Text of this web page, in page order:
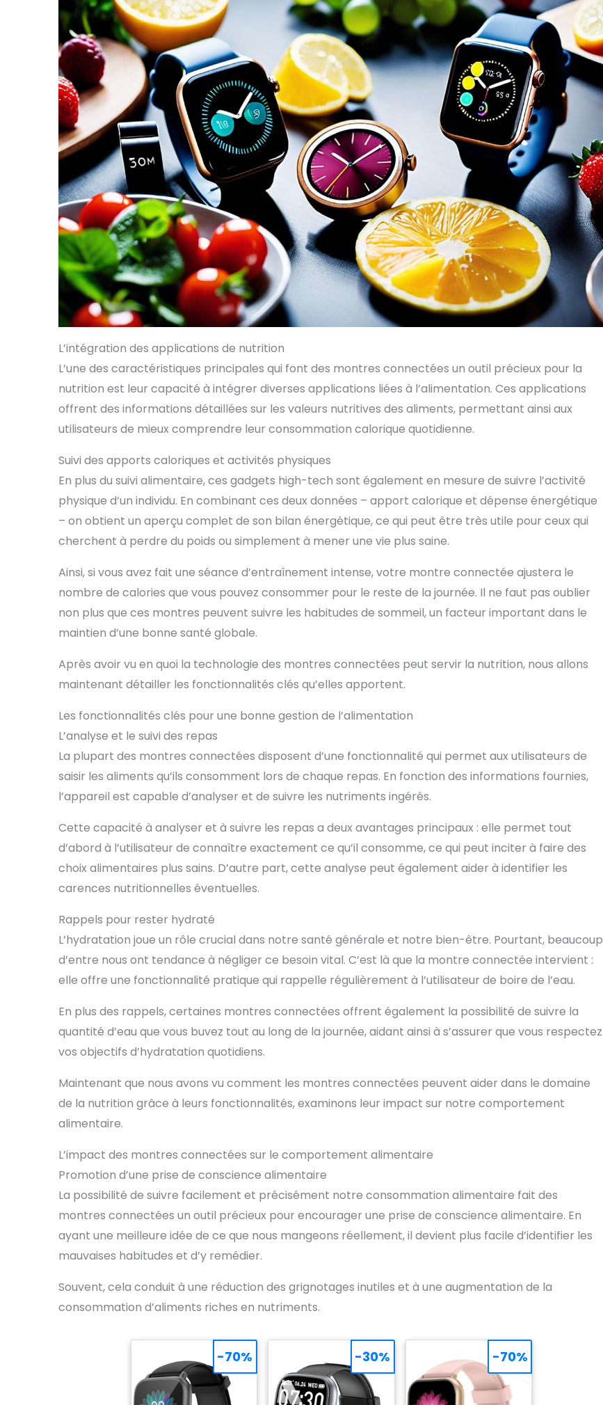
L’intégration des applications de nutrition
L’une des caractéristiques principales qui font des montres connectées un outil précieux pour la
nutrition est leur capacité à intégrer diverses applications liées à l’alimentation. Ces applications
offrent des informations détaillées sur les valeurs nutritives des aliments, permettant ainsi aux
utilisateurs de mieux comprendre leur consommation calorique quotidienne.
Suivi des apports caloriques et activités physiques
En plus du suivi alimentaire, ces gadgets high-tech sont également en mesure de suivre l’activité
physique d’un individu. En combinant ces deux données – apport calorique et dépense énergétique
– on obtient un aperçu complet de son bilan énergétique, ce qui peut être très utile pour ceux qui
cherchent à perdre du poids ou simplement à mener une vie plus saine.
Ainsi, si vous avez fait une séance d’entraînement intense, votre montre connectée ajustera le
nombre de calories que vous pouvez consommer pour le reste de la journée. Il ne faut pas oublier
non plus que ces montres peuvent suivre les habitudes de sommeil, un facteur important dans le
maintien d’une bonne santé globale.
Après avoir vu en quoi la technologie des montres connectées peut servir la nutrition, nous allons
maintenant détailler les fonctionnalités clés qu’elles apportent.
Les fonctionnalités clés pour une bonne gestion de l’alimentation
L’analyse et le suivi des repas
La plupart des montres connectées disposent d’une fonctionnalité qui permet aux utilisateurs de
saisir les aliments qu’ils consomment lors de chaque repas. En fonction des informations fournies,
l’appareil est capable d’analyser et de suivre les nutriments ingérés.
Cette capacité à analyser et à suivre les repas a deux avantages principaux : elle permet tout
d’abord à l’utilisateur de connaître exactement ce qu’il consomme, ce qui peut inciter à faire des
choix alimentaires plus sains. D’autre part, cette analyse peut également aider à identifier les
carences nutritionnelles éventuelles.
Rappels pour rester hydraté
L’hydratation joue un rôle crucial dans notre santé générale et notre bien-être. Pourtant, beaucoup
d’entre nous ont tendance à négliger ce besoin vital. C’est là que la montre connectée intervient :
elle offre une fonctionnalité pratique qui rappelle régulièrement à l’utilisateur de boire de l’eau.
En plus des rappels, certaines montres connectées offrent également la possibilité de suivre la
quantité d’eau que vous buvez tout au long de la journée, aidant ainsi à s’assurer que vous respectez
vos objectifs d’hydratation quotidiens.
Maintenant que nous avons vu comment les montres connectées peuvent aider dans le domaine
de la nutrition grâce à leurs fonctionnalités, examinons leur impact sur notre comportement
alimentaire.
L’impact des montres connectées sur le comportement alimentaire
Promotion d’une prise de conscience alimentaire
La possibilité de suivre facilement et précisément notre consommation alimentaire fait des
montres connectées un outil précieux pour encourager une prise de conscience alimentaire. En
ayant une meilleure idée de ce que nous mangeons réellement, il devient plus facile d’identifier les
mauvaises habitudes et d’y remédier.
Souvent, cela conduit à une réduction des grignotages inutiles et à une augmentation de la
consommation d’aliments riches en nutriments.
-70% -30% -70%